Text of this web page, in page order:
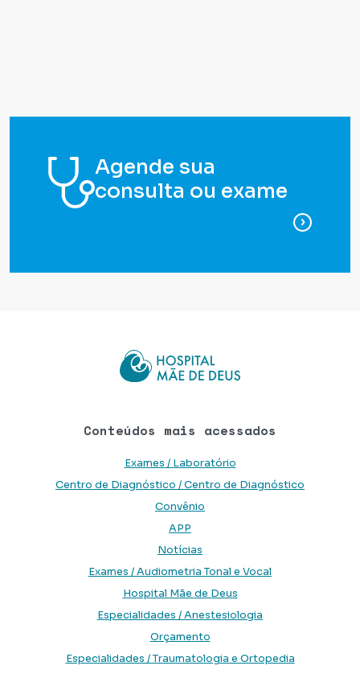
Agende sua
consulta ou exame
para
Conteúdos mais acessados
Exames / Laboratório
Centro de Diagnóstico / Centro de Diagnóstico
Convênio
APP
Notícias
Exames / Audiometria Tonal e Vocal
Hospital Mãe de Deus
Especialidades / Anestesiologia
Orçamento
Especialidades / Traumatologia e Ortopedia